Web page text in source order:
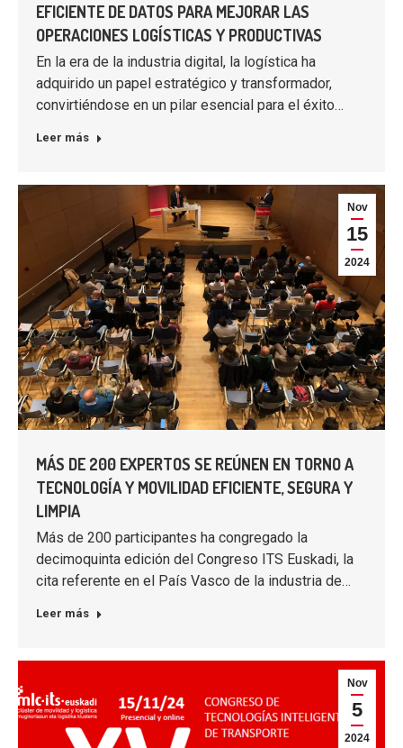
EFICIENTE DE DATOS PARA MEJORAR LAS
OPERACIONES LOGÍSTICAS Y PRODUCTIVAS
En la era de la industria digital, la logística ha
adquirido un papel estratégico y transformador,
convirtiéndose en un pilar esencial para el éxito…
Leer más
Nov
15
2024
MÁS DE 200 EXPERTOS SE REÚNEN EN TORNO A
TECNOLOGÍA Y MOVILIDAD EFICIENTE, SEGURA Y
LIMPIA
Más de 200 participantes ha congregado la
decimoquinta edición del Congreso ITS Euskadi, la
cita referente en el País Vasco de la industria de…
Leer más
Nov
5
2024